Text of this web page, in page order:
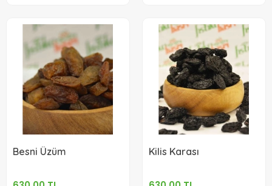
Besni Üzüm Kilis Karası